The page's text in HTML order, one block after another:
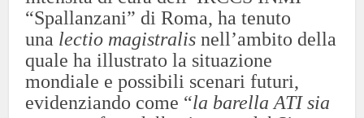
“Spallanzani” di Roma, ha tenuto
una lectio magistralis nell’ambito della
quale ha illustrato la situazione
mondiale e possibili scenari futuri,
evidenziando come “la barella ATI sia